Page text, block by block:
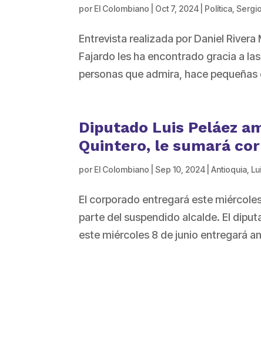
por El Colombiano Oct 7, 2024 Política ,
Entrevista realizada por Daniel
Fajardo les ha encontrado gracia a
personas que admira, hace
Diputado Luis Peláez
Quintero, le sumará
por El Colombiano |Sep 10, 2024 |Antioquia
El corporado entregará este
parte del suspendido alcalde. El
este miércoles 8 de junio entregará